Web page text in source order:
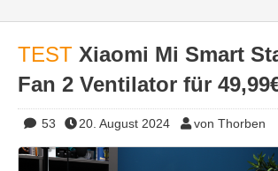
TEST Xiaomi Mi Smart
Fan 2 Ventilator für
53 20. August 2024 von Thorben